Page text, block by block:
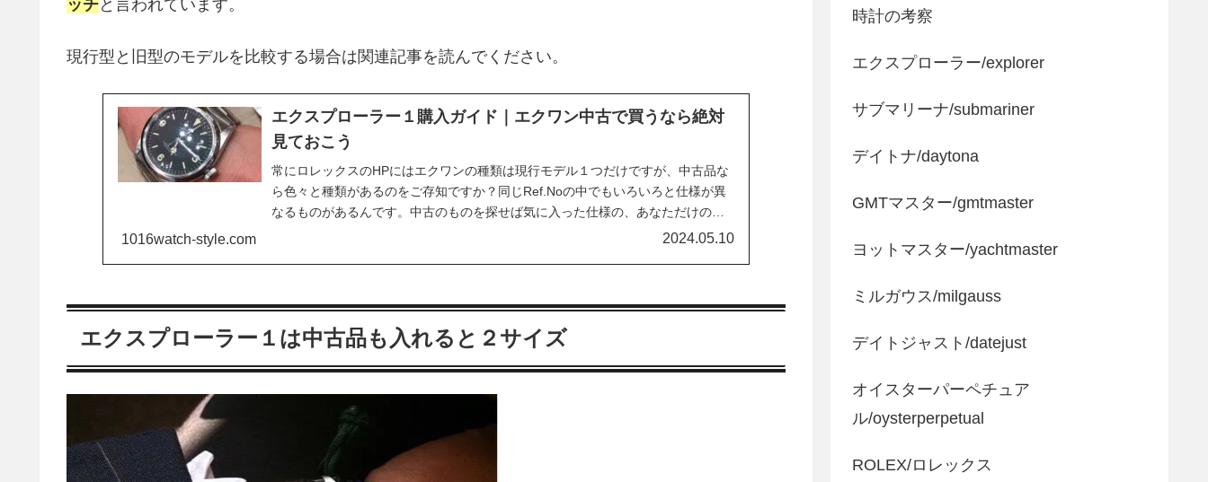
ッチと言われています。
現行型と旧型のモデルを比較する場合は関連記事を読んでください。
エクスプローラー１購入ガイド｜エクワン中古で買うなら絶対
見ておこう
常にロレックスのHPにはエクワンの種類は現行モデル１つだけですが、中古品な
ら色々と種類があるのをご存知ですか？同じRef.Noの中でもいろいろと仕様が異
なるものがあるんです。中古のものを探せば気に入った仕様の、あなただけのエ
1016watch-style.com 2024.05.10
エクスプローラー１は中古品も入れると２サイズ
時計の考察
エクスプローラー/explorer
サブマリーナ/submariner
デイトナ/daytona
GMTマスター/gmtmaster
ヨットマスター/yachtmaster
ミルガウス/milgauss
デイトジャスト/datejust
オイスターパーペチュア
ル/oysterperpetual
ROLEX/ロレックス